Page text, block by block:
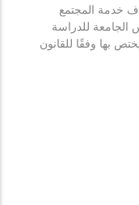
خدمة المجتمع
الجامعة للدراسة
بها وفقًا للقانون